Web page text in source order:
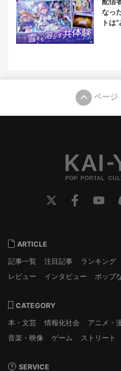
なっ
トは
ページ
ARTICLE
記事一覧
注目記事 ランキング
レビュー
インタビュー ポップ
CATEGORY
本・文芸
情報化社会 アニメ・
音楽・映像
ゲーム ストリート
SERVICE